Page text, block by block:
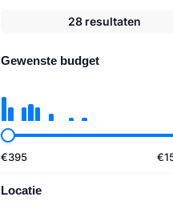
28 resultaten
Gewenste budget
€395 €
Locatie